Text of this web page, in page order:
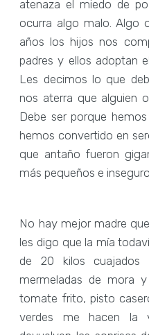
atenaza el miedo de
ocurra algo malo. Algo
años los hijos nos
padres y ellos adoptan
Les decimos lo que
nos aterra que alguien
Debe ser porque
hemos convertido en
que antaño fueron
más pequeños e
No hay mejor madre
les digo que la mía
de 20 kilos cuajados
mermeladas de mora
tomate frito, pisto
verdes me hacen la